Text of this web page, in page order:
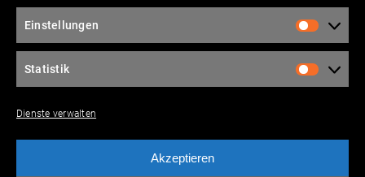
Einstellungen
Statistik
Dienste verwalten
Akzeptieren